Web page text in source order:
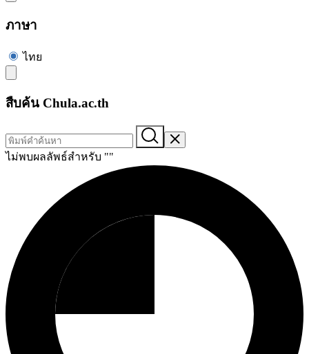
ภาษา
ไทย
สืบค้น Chula.ac.th
ไม่พบผลลัพธ์สำหรับ ""